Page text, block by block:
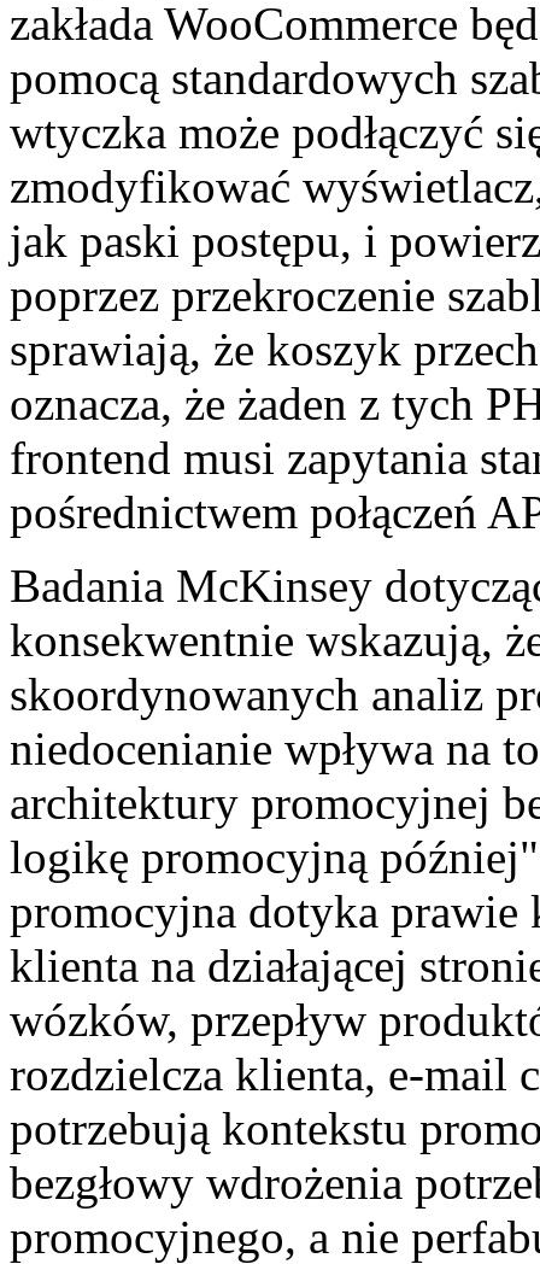
zakłada WooCommerce
pomocą standardowych
wtyczka może podłączyć
zmodyfikować
jak paski postępu, i
poprzez przekroczenie
sprawiają, że koszyk
oznacza, że żaden z tych
frontend musi zapytania
pośrednictwem połączeń
Badania McKinsey
konsekwentnie wskazują,
skoordynowanych analiz
niedocenianie wpływa na
architektury promocyjnej
logikę promocyjną
promocyjna dotyka prawie
klienta na działającej
wózków, przepływ
rozdzielcza klienta, e-mail
potrzebują kontekstu
bezgłowy wdrożenia
promocyjnego, a nie